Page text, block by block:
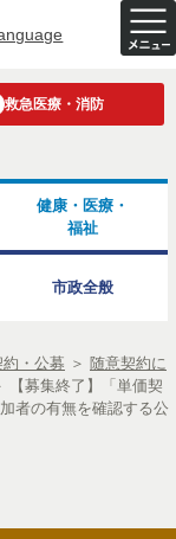
救急医療・消防
健康・医療・
福祉
市政全般
約・公募 ＞ 随意契約に
【募集終了】「単価契
者の有無を確認する公